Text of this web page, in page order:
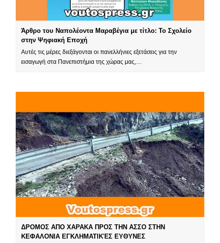
Άρθρο του Ναπολέοντα Μαραβέγια με τίτλο: Το Σχολείο
στην Ψηφιακή Εποχή
Αυτές τις μέρες διεξάγονται οι πανελλήνιες εξετάσεις για την
εισαγωγή στα Πανεπιστήμια της χώρας μας,…
ΔΡΟΜΟΣ ΑΠΟ ΧΑΡΑΚΑ ΠΡΟΣ ΤΗΝ ΑΣΣΟ ΣΤΗΝ
ΚΕΦΑΛΟΝΙΑ ΕΓΚΛΗΜΑΤΙΚΈΣ ΕΥΘΥΝΕΣ